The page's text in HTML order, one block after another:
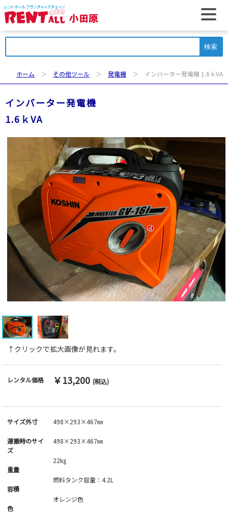
索:
ホーム ＞ その他ツール ＞ 発電機 ＞ インバーター発電機 1.6ｋVA
インバーター発電機
1.6ｋVA
↑クリックで拡大画像が見れます。
レンタル価格 ￥13,200 (税込)
サイズ外寸 498×293×467㎜
運搬時のサイ
ズ
498×293×467㎜
重量
22㎏
容積
燃料タンク容量：4.2L
色
オレンジ色
t